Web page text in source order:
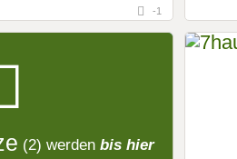
-1
(2) werden bis hier